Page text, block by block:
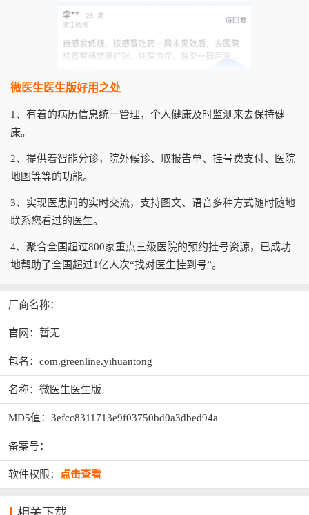
微医生医生版好用之处
1、有着的病历信息统一管理，个人健康及时监测来去保持健
康。
2、提供着智能分诊，院外候诊、取报告单、挂号费支付、医院
地图等等的功能。
3、实现医患间的实时交流，支持图文、语音多种方式随时随地
联系您看过的医生。
4、聚合全国超过800家重点三级医院的预约挂号资源，已成功
地帮助了全国超过1亿人次“找对医生挂到号”。
厂商名称：
官网：暂无
包名：com.greenline.yihuantong
名称：微医生医生版
MD5值：3efcc8311713e9f03750bd0a3dbed94a
备案号：
软件权限： 点击查看